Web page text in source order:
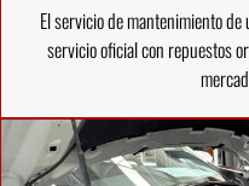
El servicio de mantenimiento
servicio oficial con repuestos